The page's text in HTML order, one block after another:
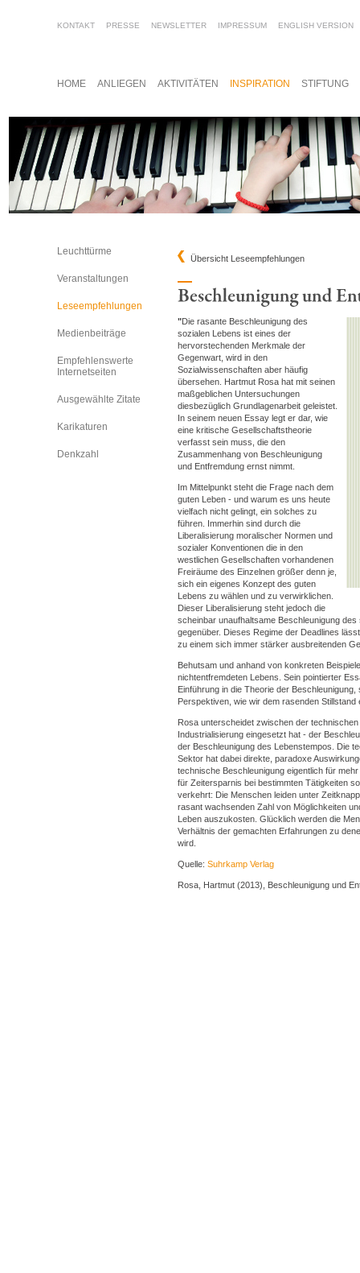
HOME ANLIEGEN AKTIVITÄTEN INSPIRATION STIFTUNG
Leuchttürme
Veranstaltungen
Leseempfehlungen
Medienbeiträge
Empfehlenswerte
Internetseiten
Ausgewählte Zitate
Karikaturen
Denkzahl
Übersicht Leseempfehlungen
"Die rasante Beschleunigung des
sozialen Lebens ist eines der
hervorstechenden Merkmale der
Gegenwart, wird in den
Sozialwissenschaften aber häufig
übersehen. Hartmut Rosa hat mit seinen
maßgeblichen Untersuchungen
diesbezüglich Grundlagenarbeit geleistet.
In seinem neuen Essay legt er dar, wie
eine kritische Gesellschaftstheorie
verfasst sein muss, die den
Zusammenhang von Beschleunigung
und Entfremdung ernst nimmt.
Im Mittelpunkt steht die Frage nach dem
guten Leben - und warum es uns heute
vielfach nicht gelingt, ein solches zu
führen. Immerhin sind durch die
Liberalisierung moralischer Normen und
sozialer Konventionen die in den
westlichen Gesellschaften vorhandenen
Freiräume des Einzelnen größer denn je,
sich ein eigenes Konzept des guten
Lebens zu wählen und zu verwirklichen.
Dieser Liberalisierung steht jedoch die
scheinbar unaufhaltsame Beschleunigung
gegenüber. Dieses Regime der Deadlines
zu einem sich immer stärker ausbreitenden
Behutsam und anhand von konkreten
nichtentfremdeten Lebens. Sein pointierter
Einführung in die Theorie der
Perspektiven, wie wir dem rasenden Stillstand
Rosa unterscheidet zwischen der
Industrialisierung eingesetzt hat - der
der Beschleunigung des Lebenstempos. Die
Sektor hat dabei direkte, paradoxe
technische Beschleunigung eigentlich für
für Zeitersparnis bei bestimmten Tätigkeiten
verkehrt: Die Menschen leiden unter
rasant wachsenden Zahl von Möglichkeiten
Leben auszukosten. Glücklich werden die
Verhältnis der gemachten Erfahrungen zu
wird.
Quelle: Suhrkamp Verlag
Rosa, Hartmut (2013), Beschleunigung und
KONTAKT PRESSE NEWSLETTER IMPRESSUM ENGLISH VERSION